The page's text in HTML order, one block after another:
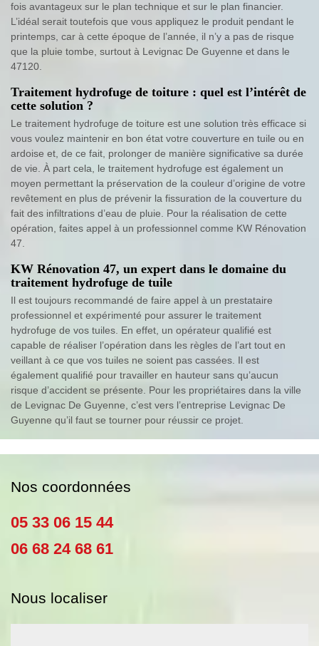
fois avantageux sur le plan technique et sur le plan financier.
L’idéal serait toutefois que vous appliquez le produit pendant le
printemps, car à cette époque de l’année, il n’y a pas de risque
que la pluie tombe, surtout à Levignac De Guyenne et dans le
47120.
Traitement hydrofuge de toiture : quel est l’intérêt de
cette solution ?
Le traitement hydrofuge de toiture est une solution très efficace si
vous voulez maintenir en bon état votre couverture en tuile ou en
ardoise et, de ce fait, prolonger de manière significative sa durée
de vie. À part cela, le traitement hydrofuge est également un
moyen permettant la préservation de la couleur d’origine de votre
revêtement en plus de prévenir la fissuration de la couverture du
fait des infiltrations d’eau de pluie. Pour la réalisation de cette
opération, faites appel à un professionnel comme KW Rénovation
47.
KW Rénovation 47, un expert dans le domaine du
traitement hydrofuge de tuile
Il est toujours recommandé de faire appel à un prestataire
professionnel et expérimenté pour assurer le traitement
hydrofuge de vos tuiles. En effet, un opérateur qualifié est
capable de réaliser l’opération dans les règles de l’art tout en
veillant à ce que vos tuiles ne soient pas cassées. Il est
également qualifié pour travailler en hauteur sans qu’aucun
risque d’accident se présente. Pour les propriétaires dans la ville
de Levignac De Guyenne, c’est vers l’entreprise Levignac De
Guyenne qu’il faut se tourner pour réussir ce projet.
Nos coordonnées
05 33 06 15 44
06 68 24 68 61
Nous localiser